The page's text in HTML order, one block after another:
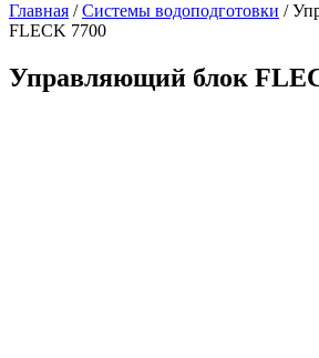
Главная /Системы водоподготовки /
FLECK 7700
Управляющий блок